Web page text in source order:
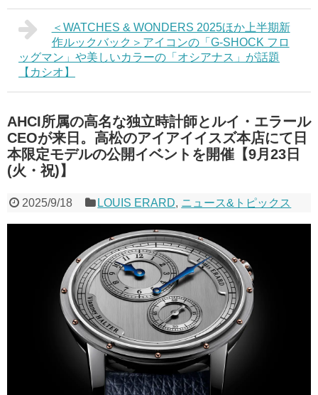
＜WATCHES & WONDERS 2025ほか上半期新
作ルックバック＞アイコンの「G-SHOCK フロ
ッグマン」や美しいカラーの「オシアナス」が話題
【カシオ】
AHCI所属の高名な独立時計師とルイ・エラール
CEOが来日。高松のアイアイイスズ本店にて日
本限定モデルの公開イベントを開催【9月23日
(火・祝)】
2025/9/18 LOUIS ERARD, ニュース&トピックス